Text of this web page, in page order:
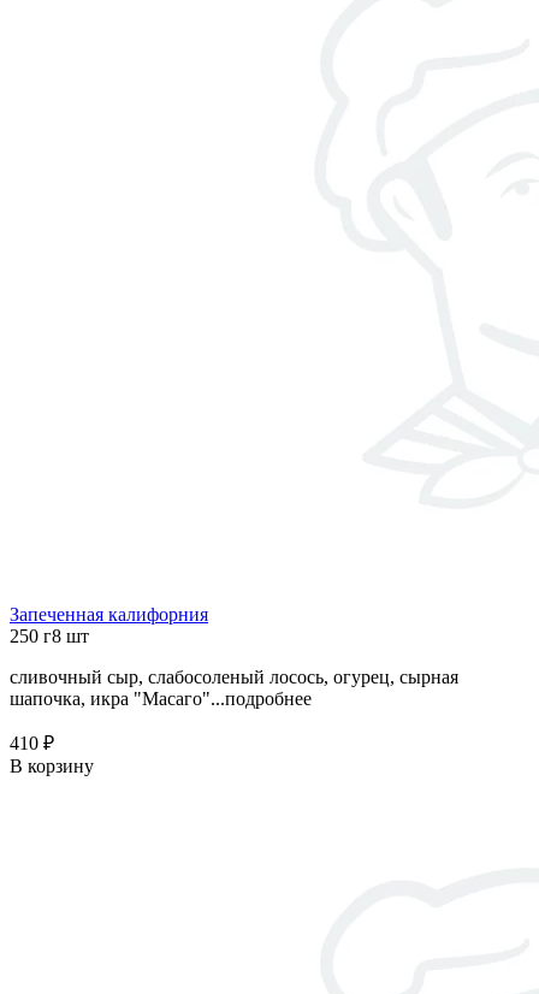
Запеченная калифорния
250 г8 шт
сливочный сыр, слабосоленый лосось, огурец, сырная
шапочка, икра "Масаго"...подробнее
410 ₽
В корзину